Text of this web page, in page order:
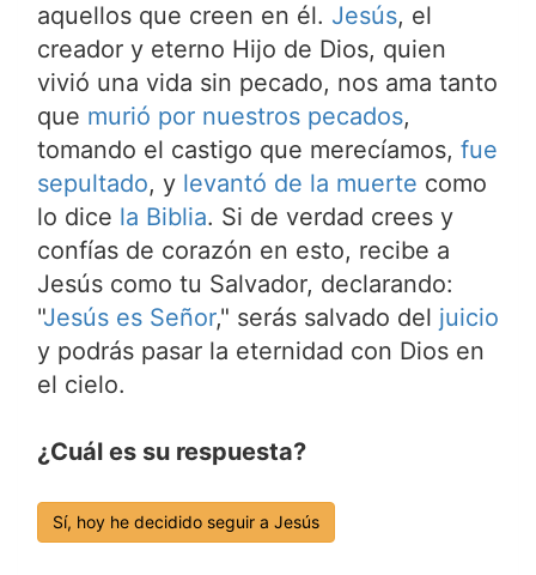
aquellos que creen en él. Jesús, el
creador y eterno Hijo de Dios, quien
vivió una vida sin pecado, nos ama tanto
que murió por nuestros pecados,
tomando el castigo que merecíamos, fue
sepultado, y levantó de la muerte como
lo dice la Biblia. Si de verdad crees y
confías de corazón en esto, recibe a
Jesús como tu Salvador, declarando:
"Jesús es Señor," serás salvado del juicio
y podrás pasar la eternidad con Dios en
el cielo.
¿Cuál es su respuesta?
Sí, hoy he decidido seguir a Jesús